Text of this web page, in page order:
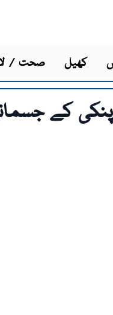
صحت / کھیل
جسمانی ریمانڈ